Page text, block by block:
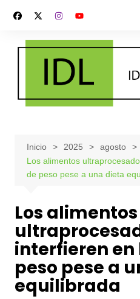
contenido
Inicio 2025 agosto
Los alimentos
de peso pese a una dieta
Los alimentos
interfieren
peso pese a
equilibrada